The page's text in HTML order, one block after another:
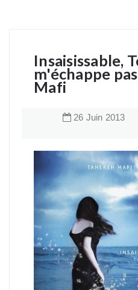
Insaisissable,
m'échappe
Mafi
26 Juin 2013